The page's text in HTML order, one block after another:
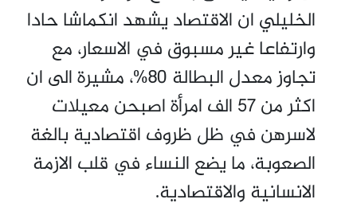
الخليلي ان الاقتصاد يشهد انكماشا حادا
وارتفاعا غير مسبوق في الاسعار، مع
تجاوز معدل البطالة 80%، مشيرة الى ان
اكثر من 57 الف امرأة اصبحن معيلات
لاسرهن في ظل ظروف اقتصادية بالغة
الصعوبة، ما يضع النساء في قلب الازمة
الانسانية والاقتصادية.